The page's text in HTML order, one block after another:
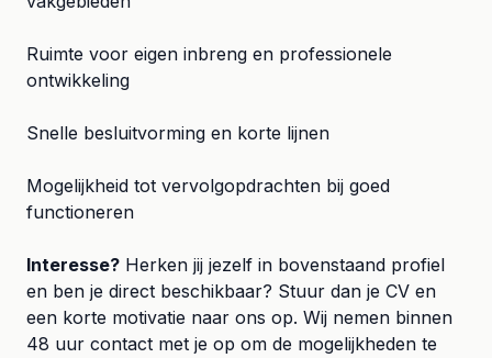
Ruimte voor eigen inbreng en professionele
ontwikkeling
Snelle besluitvorming en korte lijnen
Mogelijkheid tot vervolgopdrachten bij goed
functioneren
Interesse? Herken jij jezelf in bovenstaand profiel
en ben je direct beschikbaar? Stuur dan je CV en
een korte motivatie naar ons op. Wij nemen binnen
48 uur contact met je op om de mogelijkheden te